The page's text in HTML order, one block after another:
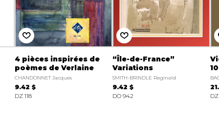
4 pièces inspirées de
poèmes de Verlaine
CHANDONNET Jacques
9.42 $
DZ 118
“Île-de-France”
Variations
SMITH-BRINDLE Reginald
9.42 $
DO 942